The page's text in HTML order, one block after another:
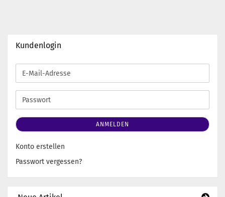
Kundenlogin
E-
Mail-
Adresse
Passwort
ANMELDEN
Konto erstellen
Passwort vergessen?